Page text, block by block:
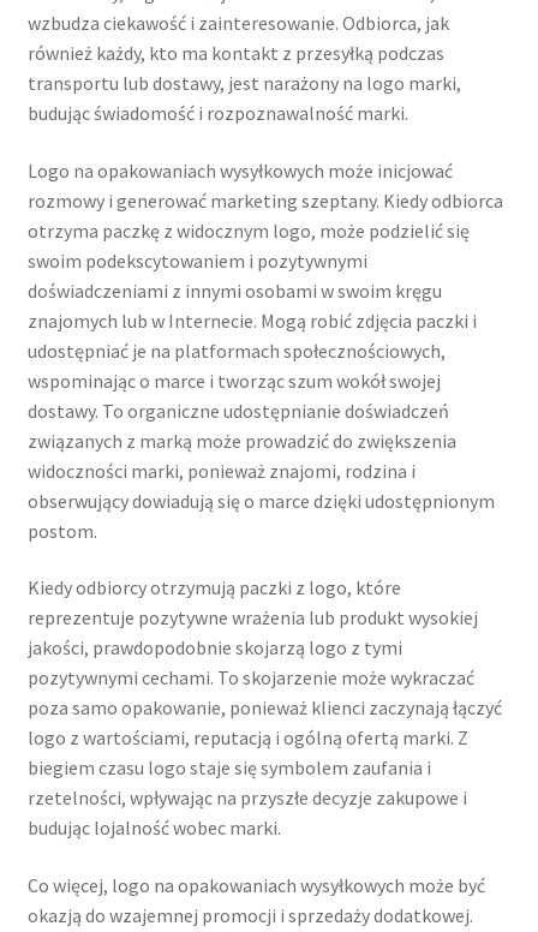
wzbudza ciekawość i zainteresowanie. Odbiorca, jak
również każdy, kto ma kontakt z przesyłką podczas
transportu lub dostawy, jest narażony na logo marki,
budując świadomość i rozpoznawalność marki.
Logo na opakowaniach wysyłkowych może inicjować
rozmowy i generować marketing szeptany. Kiedy odbiorca
otrzyma paczkę z widocznym logo, może podzielić się
swoim podekscytowaniem i pozytywnymi
doświadczeniami z innymi osobami w swoim kręgu
znajomych lub w Internecie. Mogą robić zdjęcia paczki i
udostępniać je na platformach społecznościowych,
wspominając o marce i tworząc szum wokół swojej
dostawy. To organiczne udostępnianie doświadczeń
związanych z marką może prowadzić do zwiększenia
widoczności marki, ponieważ znajomi, rodzina i
obserwujący dowiadują się o marce dzięki udostępnionym
postom.
Kiedy odbiorcy otrzymują paczki z logo, które
reprezentuje pozytywne wrażenia lub produkt wysokiej
jakości, prawdopodobnie skojarzą logo z tymi
pozytywnymi cechami. To skojarzenie może wykraczać
poza samo opakowanie, ponieważ klienci zaczynają łączyć
logo z wartościami, reputacją i ogólną ofertą marki. Z
biegiem czasu logo staje się symbolem zaufania i
rzetelności, wpływając na przyszłe decyzje zakupowe i
budując lojalność wobec marki.
Co więcej, logo na opakowaniach wysyłkowych może być
okazją do wzajemnej promocji i sprzedaży dodatkowej.